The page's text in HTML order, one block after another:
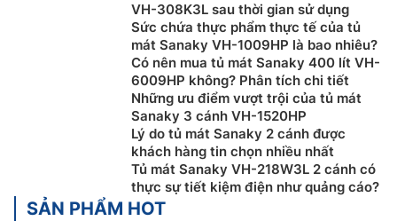
VH-308K3L sau thời gian sử dụng
Sức chứa thực phẩm thực tế của tủ
mát Sanaky VH-1009HP là bao nhiêu?
Có nên mua tủ mát Sanaky 400 lít VH-
6009HP không? Phân tích chi tiết
Những ưu điểm vượt trội của tủ mát
Sanaky 3 cánh VH-1520HP
Lý do tủ mát Sanaky 2 cánh được
khách hàng tin chọn nhiều nhất
Tủ mát Sanaky VH-218W3L 2 cánh có
thực sự tiết kiệm điện như quảng cáo?
SẢN PHẨM HOT